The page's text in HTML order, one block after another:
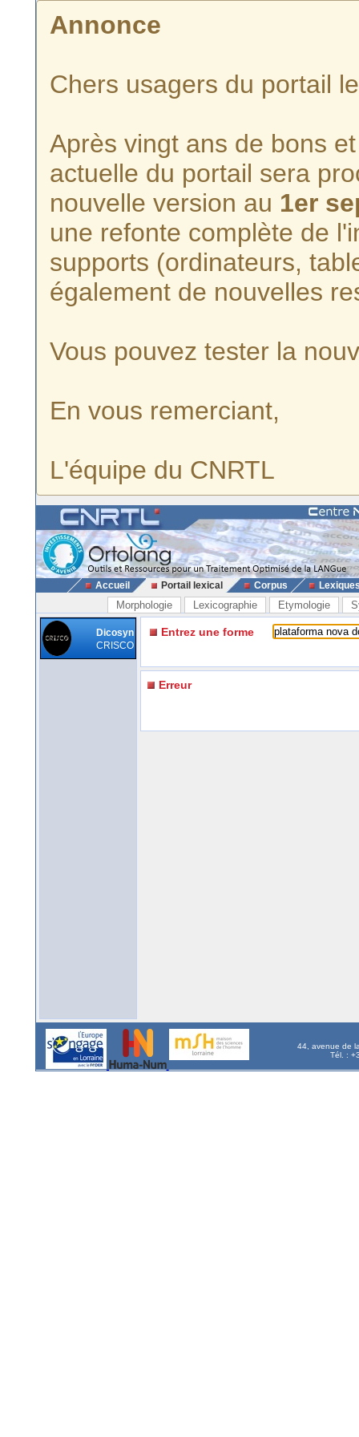
Annonce
Chers usagers du portail
Après vingt ans de bons
actuelle du portail sera
nouvelle version au 1er
une refonte complète de
supports (ordinateurs,
également de nouvelles
Vous pouvez tester la
En vous remerciant,
L'équipe du CNRTL
Accueil Portail lexical Corpus
Morphologie Lexicographie Etymologie
Dicosyn
CRISCO
Entrez une forme
Erreur
44, avenue de
Tél. :